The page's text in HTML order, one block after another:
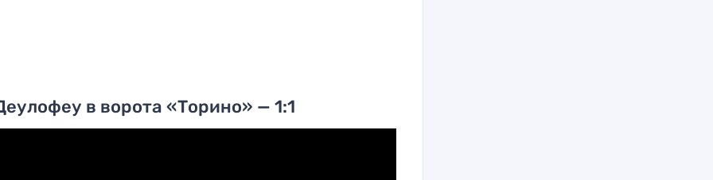
в ворота «Торино» — 1:1